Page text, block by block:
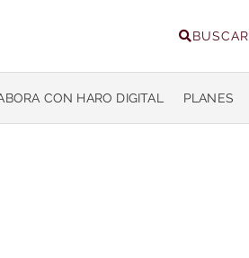
BUSCAR
CON HARO DIGITAL PLANES